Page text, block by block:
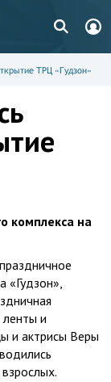
ТРЦ «Гудзон»
комплекса на
«Гудзон»,
ленты и
и актрисы Веры